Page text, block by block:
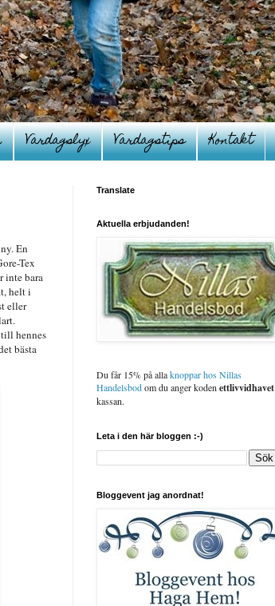
Vardagslyx Vardagstips Kontakt
En
Tex
inte bara
helt i
eller
hennes
bästa
Translate
Aktuella erbjudanden!
Du får 15% på allaknoppar hos Nillas
Handelsbodom du anger koden ettlivvidhavet
kassan.
Leta i den här bloggen :-)
Bloggevent jag anordnat!